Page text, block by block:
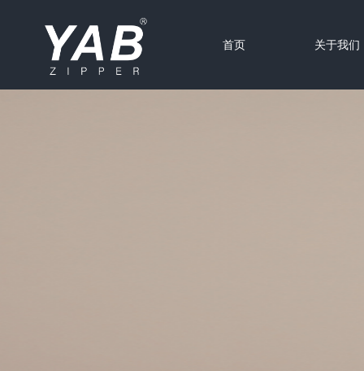
首页 关于我们